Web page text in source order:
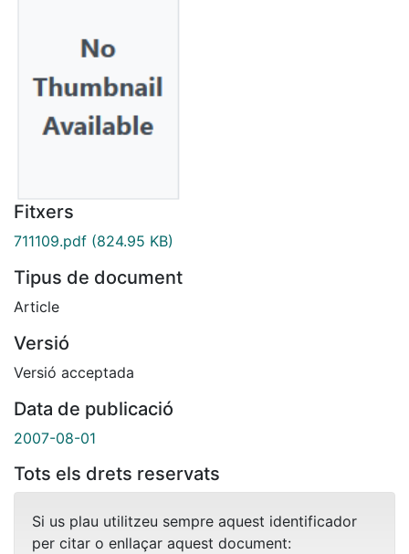
Fitxers
711109.pdf (824.95 KB)
Tipus de document
Article
Versió
Versió acceptada
Data de publicació
2007-08-01
Tots els drets reservats
Si us plau utilitzeu sempre aquest identificador
per citar o enllaçar aquest document: